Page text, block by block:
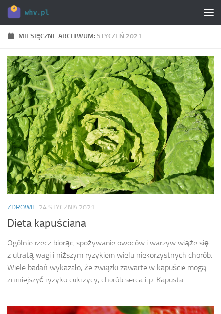
Skip to content
MIESIĘCZNE ARCHIWUM:STYCZEŃ 2021
ZDROWIE 24 STYCZNIA 2021
Dieta kapuściana
Ogólnie rzecz biorąc, spożywanie owoców i warzyw wiąże się
z utratą wagi i niższym ryzykiem wielu niekorzystnych chorób.
Wiele badań wykazało, że związki zawarte w kapuście mogą
zmniejszyć ryzyko cukrzycy, chorób serca itp. Kapusta...